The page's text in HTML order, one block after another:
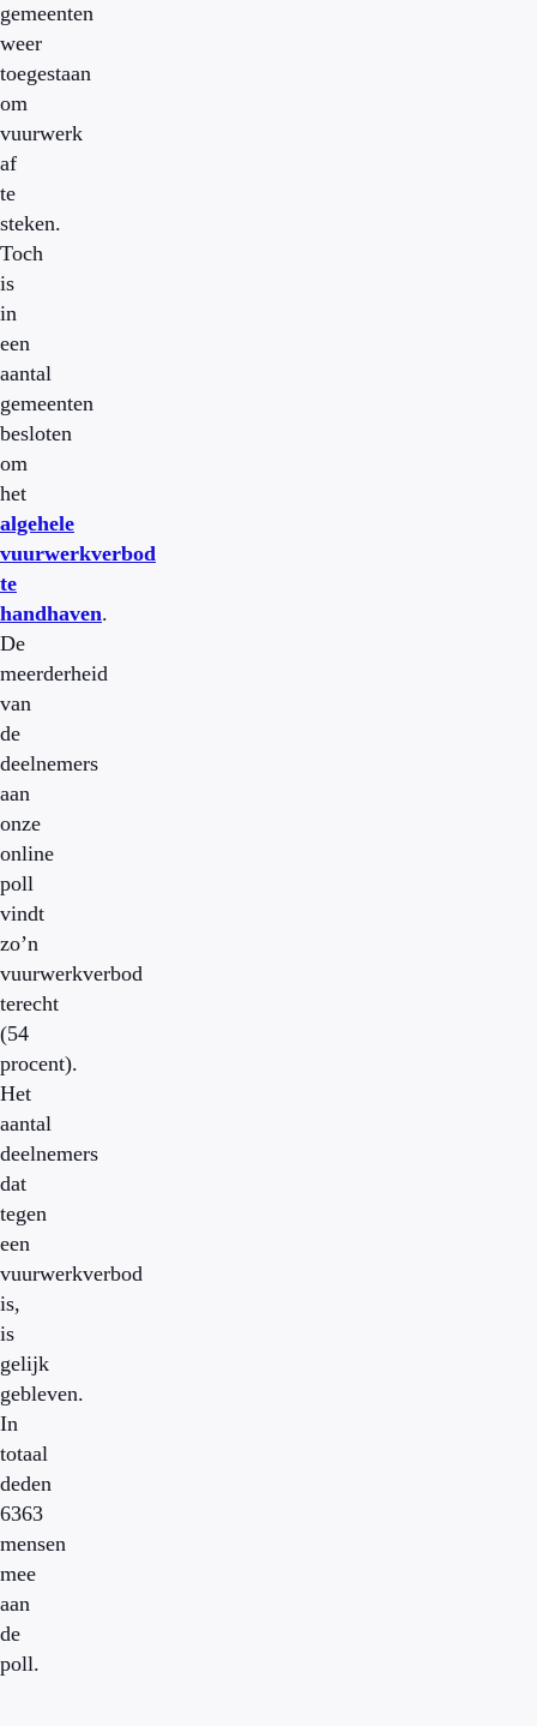
gemeenten
weer
toegestaan
om
vuurwerk
af
te
steken.
Toch
is
in
een
aantal
gemeenten
besloten
om
het
algehele
vuurwerkverbod
te
handhaven.
De
meerderheid
van
de
deelnemers
aan
onze
online
poll
vindt
zo’n
vuurwerkverbod
terecht
(54
procent).
Het
aantal
deelnemers
dat
tegen
een
vuurwerkverbod
is,
is
gelijk
gebleven.
In
totaal
deden
6363
mensen
mee
aan
de
poll.